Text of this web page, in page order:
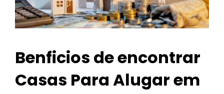
Benficios de encontrar
Casas Para Alugar em